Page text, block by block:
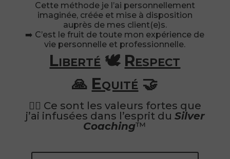
Cette méthode je l’ai personnellement
imaginée, créée et mise à disposition
auprès de mes client(e)s.
➡️ C’est le fruit de toute mon expérience de
vie personnelle et professionnelle.
Liberté 🕊 Respect
🙏 Equité 🤝
👉🏻 Ce sont les valeurs fortes que
j’ai infusées dans l’esprit du Silver
Coaching™